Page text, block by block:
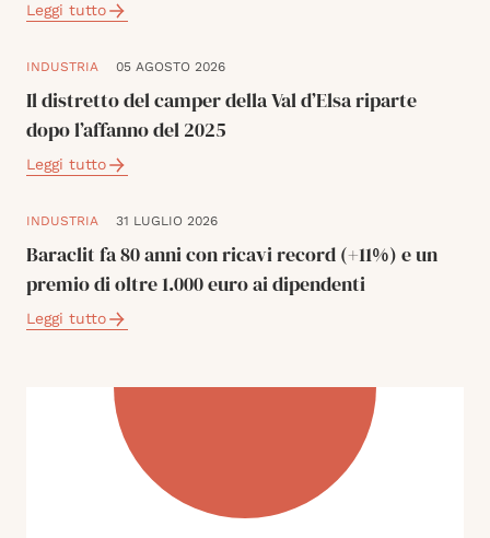
Leggi tutto
INDUSTRIA 05 AGOSTO 2026
Il distretto del camper della Val d’Elsa riparte
dopo l’affanno del 2025
Leggi tutto
INDUSTRIA 31 LUGLIO 2026
Baraclit fa 80 anni con ricavi record (+11%) e un
premio di oltre 1.000 euro ai dipendenti
Leggi tutto